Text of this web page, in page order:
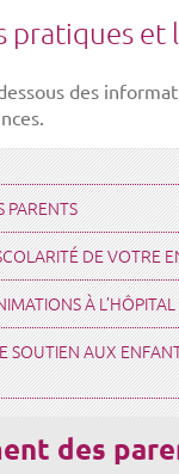
pratiques et
des
PARENTS
DE VOTRE
À L’HÔPITAL
SOUTIEN AUX
des